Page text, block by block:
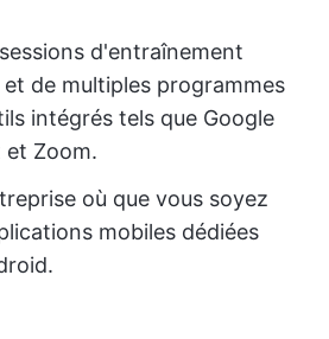
d'entraînement
et de multiples programmes
intégrés tels que Google
et Zoom.
où que vous soyez
mobiles dédiées